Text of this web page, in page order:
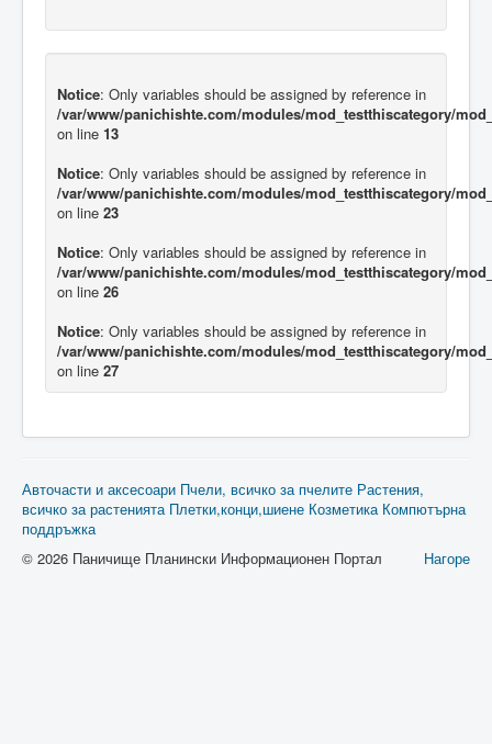
Notice: Only variables should be assigned by reference in
/var/www/panichishte.com/modules/mod_testthiscategory/
on line 13
Notice: Only variables should be assigned by reference in
/var/www/panichishte.com/modules/mod_testthiscategory/
on line 23
Notice: Only variables should be assigned by reference in
/var/www/panichishte.com/modules/mod_testthiscategory/
on line 26
Notice: Only variables should be assigned by reference in
/var/www/panichishte.com/modules/mod_testthiscategory/
on line 27
Авточасти и аксесоари Пчели, всичко за пчелите Растения,
всичко за растенията Плетки,конци,шиене Козметика Компютърна
поддръжка
Нагоре
© 2026 Паничище Планински Информационен Портал